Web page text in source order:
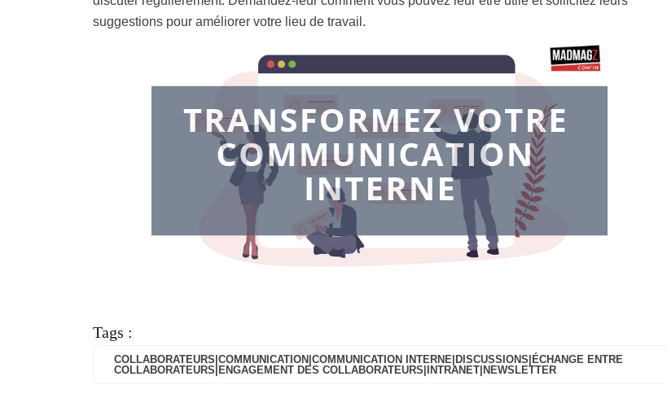
suggestions pour améliorer votre lieu de travail.
Tags :
COLLABORATEURS|COMMUNICATION|COMMUNICATION INTERNE|DISCUSSIONS|ÉCHANGE ENTRE
COLLABORATEURS|ENGAGEMENT DES COLLABORATEURS|INTRANET|NEWSLETTER